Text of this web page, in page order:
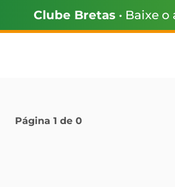
Clube Bretas • Baixe
Página 1 de 0